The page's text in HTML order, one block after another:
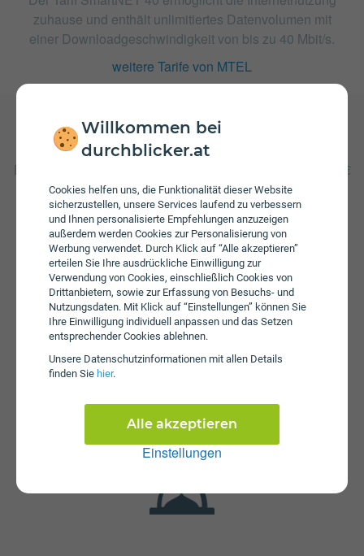
Willkommen bei
durchblicker.at
Cookies helfen uns, die Funktionalität dieser Website
sicherzustellen, unsere Services laufend zu verbessern
und Ihnen personalisierte Empfehlungen anzuzeigen
außerdem werden Cookies zur Personalisierung von
Werbung verwendet. Durch Klick auf “Alle akzeptieren”
erteilen Sie Ihre ausdrückliche Einwilligung zur
Verwendung von Cookies, einschließlich Cookies von
Drittanbietern, sowie zur Erfassung von Besuchs- und
Nutzungsdaten. Mit Klick auf “Einstellungen” können Sie
Ihre Einwilligung individuell anpassen und das Setzen
entsprechender Cookies ablehnen.
Unsere Daten­schutz­informationen mit allen Details
finden Sie hier.
Einstellungen
Alle akzeptieren
zuhause und enthält unlimitiertes Datenvolumen mit
einer Downloadgeschwindigkeit von bis zu 40 Mbit/s.
weitere Tarife von MTEL
Gebühren
Beim Tarif SmartNET 40 fallen monatliche Gebühren von €
33,00 an. Die jährliche Servicepauschale beträgt € 12,00.
Weiters fallen einmalige Gebühren von bis zu € 29,90 an.
Fristen
Der Tarif SmartNET 40 ist ohne Bindung oder mit 24
Monaten Bindung erhältlich. Die Kündigungsfrist beträgt 1
Monat.